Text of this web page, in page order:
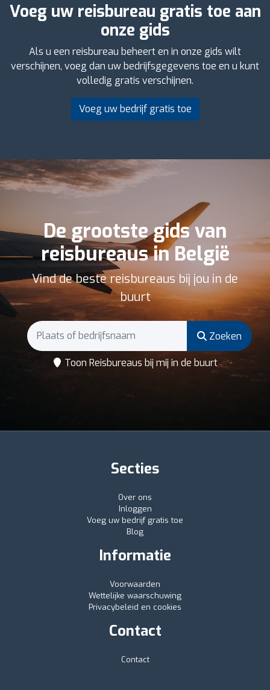
Voeg uw reisbureau gratis toe aan
onze gids
Als u een reisbureau beheert en in onze gids wilt
verschijnen, voeg dan uw bedrijfsgegevens toe en u kunt
volledig gratis verschijnen.
Voeg uw bedrijf gratis toe
De grootste gids van
reisbureaus in België
Vind de beste reisbureaus bij jou in de
buurt
Zoeken
Toon Reisbureaus bij mij in de buurt
Secties
Over ons
Inloggen
Voeg uw bedrijf gratis toe
Blog
Informatie
Voorwaarden
Wettelijke waarschuwing
Privacybeleid en cookies
Contact
Contact